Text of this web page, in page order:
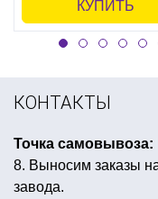
КУПИТЬ
КОНТАКТЫ
Точка самовывоза:
8. Выносим заказы
завода.